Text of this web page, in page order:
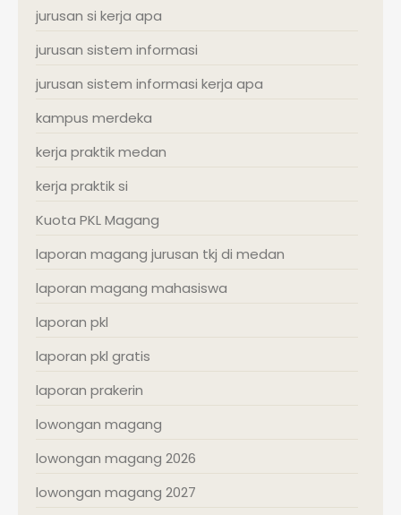
jurusan si kerja apa
jurusan sistem informasi
jurusan sistem informasi kerja apa
kampus merdeka
kerja praktik medan
kerja praktik si
Kuota PKL Magang
laporan magang jurusan tkj di medan
laporan magang mahasiswa
laporan pkl
laporan pkl gratis
laporan prakerin
lowongan magang
lowongan magang 2026
lowongan magang 2027